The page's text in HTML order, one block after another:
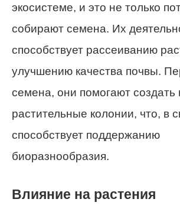
экосистеме, и это не только
собирают семена. Их
способствует рассеиванию
улучшению качества почвы.
семена, они помогают создать
растительные колонии, что, в
способствует поддержанию
биоразнообразия.
Влияние на растения